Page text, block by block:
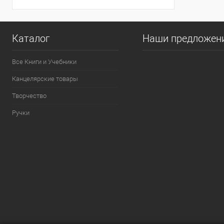
Каталог
Все Книги и Учебники
Канцелярские товары
Творчество
Ручки
Наши